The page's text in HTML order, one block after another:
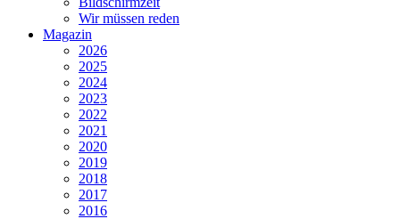
Wir müssen reden
Magazin
2026
2025
2024
2023
2022
2021
2020
2019
2018
2017
2016